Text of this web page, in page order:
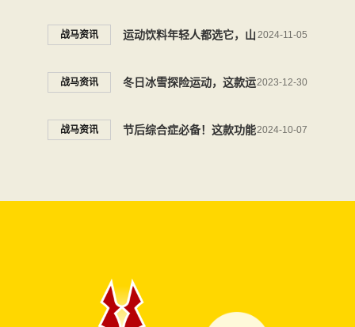
的激情
战马资讯 运动饮料年轻人都选它，山
地骑行超有能量
2024-11-05
战马资讯 冬日冰雪探险运动，这款运
动饮料一定要试试
2023-12-30
战马资讯 节后综合症必备！这款功能2024-10-07